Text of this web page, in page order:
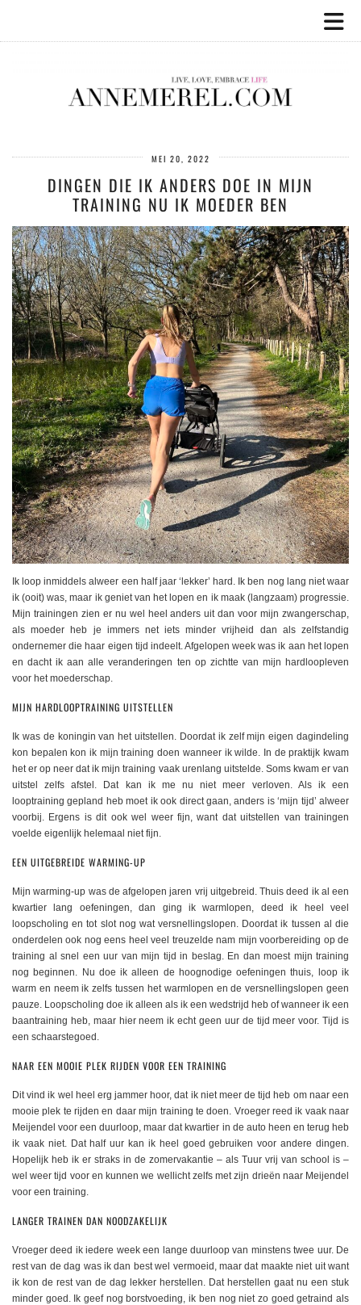
MEI 20, 2022
DINGEN DIE IK ANDERS DOE IN MIJN
TRAINING NU IK MOEDER BEN
Ik loop inmiddels alweer een half jaar ‘lekker’ hard. Ik ben nog lang niet waar
ik (ooit) was, maar ik geniet van het lopen en ik maak (langzaam) progressie.
Mijn trainingen zien er nu wel heel anders uit dan voor mijn zwangerschap,
als moeder heb je immers net iets minder vrijheid dan als zelfstandig
ondernemer die haar eigen tijd indeelt. Afgelopen week was ik aan het lopen
en dacht ik aan alle veranderingen ten op zichtte van mijn hardloopleven
voor het moederschap.
MIJN HARDLOOPTRAINING UITSTELLEN
Ik was de koningin van het uitstellen. Doordat ik zelf mijn eigen dagindeling
kon bepalen kon ik mijn training doen wanneer ik wilde. In de praktijk kwam
het er op neer dat ik mijn training vaak urenlang uitstelde. Soms kwam er van
uitstel zelfs afstel. Dat kan ik me nu niet meer verloven. Als ik een
looptraining gepland heb moet ik ook direct gaan, anders is ‘mijn tijd’ alweer
voorbij. Ergens is dit ook wel weer fijn, want dat uitstellen van trainingen
voelde eigenlijk helemaal niet fijn.
EEN UITGEBREIDE WARMING-UP
Mijn warming-up was de afgelopen jaren vrij uitgebreid. Thuis deed ik al een
kwartier lang oefeningen, dan ging ik warmlopen, deed ik heel veel
loopscholing en tot slot nog wat versnellingslopen. Doordat ik tussen al die
onderdelen ook nog eens heel veel treuzelde nam mijn voorbereiding op de
training al snel een uur van mijn tijd in beslag. En dan moest mijn training
nog beginnen. Nu doe ik alleen de hoognodige oefeningen thuis, loop ik
warm en neem ik zelfs tussen het warmlopen en de versnellingslopen geen
pauze. Loopscholing doe ik alleen als ik een wedstrijd heb of wanneer ik een
baantraining heb, maar hier neem ik echt geen uur de tijd meer voor. Tijd is
een schaarstegoed.
NAAR EEN MOOIE PLEK RIJDEN VOOR EEN TRAINING
Dit vind ik wel heel erg jammer hoor, dat ik niet meer de tijd heb om naar een
mooie plek te rijden en daar mijn training te doen. Vroeger reed ik vaak naar
Meijendel voor een duurloop, maar dat kwartier in de auto heen en terug heb
ik vaak niet. Dat half uur kan ik heel goed gebruiken voor andere dingen.
Hopelijk heb ik er straks in de zomervakantie – als Tuur vrij van school is –
wel weer tijd voor en kunnen we wellicht zelfs met zijn drieën naar Meijendel
voor een training.
LANGER TRAINEN DAN NOODZAKELIJK
Vroeger deed ik iedere week een lange duurloop van minstens twee uur. De
rest van de dag was ik dan best wel vermoeid, maar dat maakte niet uit want
ik kon de rest van de dag lekker herstellen. Dat herstellen gaat nu een stuk
minder goed. Ik geef nog borstvoeding, ik ben nog niet zo goed getraind als